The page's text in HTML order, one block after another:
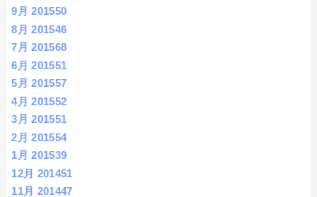
9月 201550
8月 201546
7月 201568
6月 201551
5月 201557
4月 201552
3月 201551
2月 201554
1月 201539
12月 201451
11月 201447